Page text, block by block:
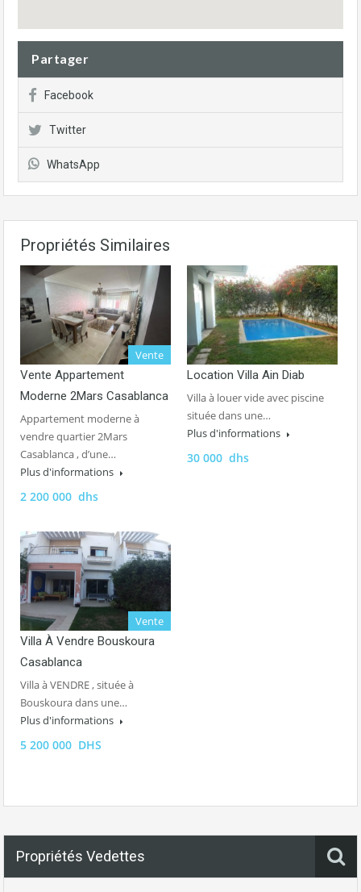
Partager
Facebook
Twitter
WhatsApp
Propriétés Similaires
Vente
Vente Appartement
Moderne 2Mars Casablanca
Appartement moderne à
vendre quartier 2Mars
Casablanca , d’une…
Plus d'informations
2 200 000 dhs
Location Villa Ain Diab
Villa à louer vide avec piscine
située dans une…
Plus d'informations
30 000 dhs
Vente
Villa À Vendre Bouskoura
Casablanca
Villa à VENDRE , située à
Bouskoura dans une…
Plus d'informations
5 200 000 DHS
Propriétés Vedettes